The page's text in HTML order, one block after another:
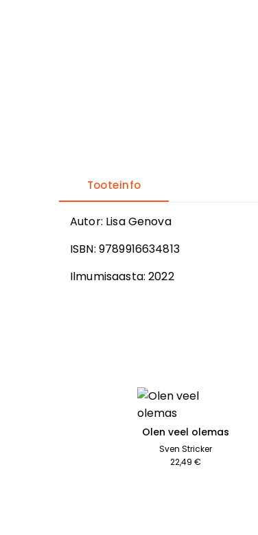
Tooteinfo
Autor: Lisa Genova
ISBN: 9789916634813
Ilmumisaasta:2022
Olen veel olemas
Sven Stricker
22,49 €